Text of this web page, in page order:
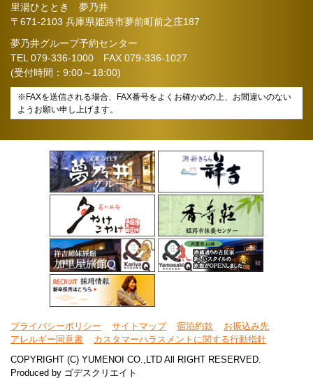
里湯ひととき 夢乃井
〒671-2103 兵庫県姫路市夢前町前之庄187
夢乃井グループ予約センター
TEL 079-336-1000 FAX 079-336-1027
(受付時間：9:00～18:00)
※FAXを送信される場合、FAX番号をよくお確かめの上、お間違いのない
ようお願い申し上げます。
プライバシーポリシー サイトマップ 宿泊約款
お振込み先
アレルギー同意書
カスタマーハラスメントに関する行動指針
COPYRIGHT (C) YUMENOI CO.,LTD All RIGHT RESERVED.
Produced by ゴデスクリエイト